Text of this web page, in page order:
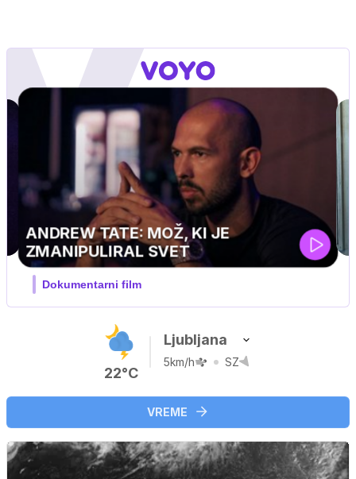
MOJ PRIJATELJ PINGVIN
Film meseca / družinski, pustolovski
22°C
Ljubljana
5km/h SZ
VREME